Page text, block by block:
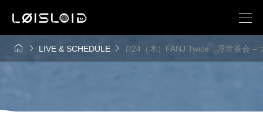
  LIVE & SCHEDULE  7/24（木）FANJ Twice「浮世茶会 –